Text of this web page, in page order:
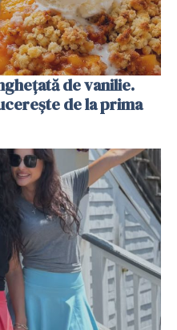
de vanilie.
de la prima